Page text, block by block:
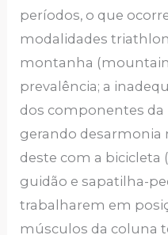
períodos, o que
modalidades
montanha
prevalência; a
dos componentes da
gerando desarmonia
deste com a bicicleta
guidão e sapatilha-
trabalharem em
músculos da coluna